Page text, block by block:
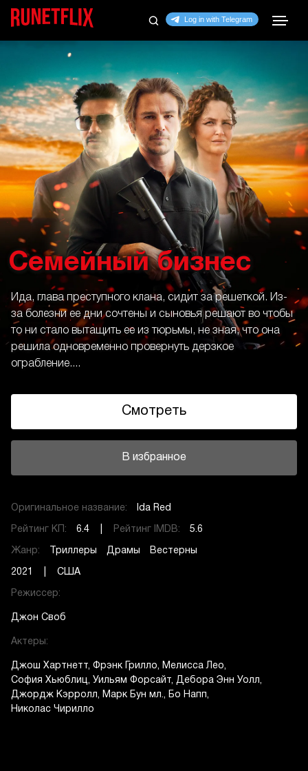
Семейный бизнес
Ида, глава преступного клана, сидит за решеткой. Из-
за болезни ее дни сочтены и сыновья решают во чтобы
то ни стало вытащить ее из тюрьмы, не зная, что она
решила одновременно провернуть дерзкое
ограбление....
Смотреть
В избранное
Оригинальное название: Ida Red
Рейтинг КП: 6.4 | Рейтинг IMDB: 5.6
Жанр: Триллеры Драмы Вестерны
2021 | США
Режиссер:
Джон Своб
Актеры:
Джош Хартнетт Фрэнк Грилло
Мелисса Лео
София Хьюблиц
Уильям Форсайт Дебора Энн Уолл
Джордж Кэрролл
Марк Бун мл.
Бо Напп
Николас Чирилло